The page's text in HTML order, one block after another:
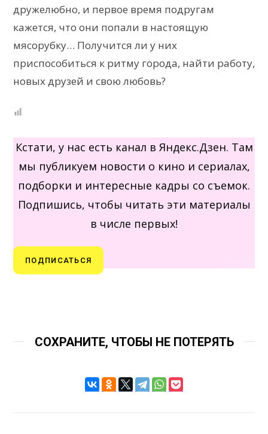
дружелюбно, и первое время подругам
кажется, что они попали в настоящую
мясорубку… Получится ли у них
приспособиться к ритму города, найти работу,
новых друзей и свою любовь?
Кстати, у нас есть канал в Яндекс.Дзен. Там
мы публикуем новости о кино и сериалах,
подборки и интересные кадры со съемок.
Подпишись, чтобы читать эти материалы
в числе первых!
ПОДПИСАТЬСЯ
СОХРАНИТЕ, ЧТОБЫ НЕ ПОТЕРЯТЬ